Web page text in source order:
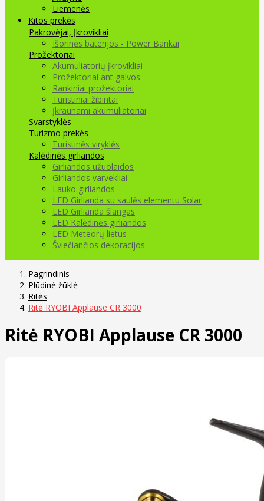
Liemenės
Kitos prekės
Pakrovėjai, Įkrovikliai
Išorinės baterijos - Power Bankai
Prožektoriai
Akumuliatorių įkrovikliai
Prožektoriai ant galvos
Rankiniai prožektoriai
Turistiniai žibintai
Įkraunami akumuliatoriai
Svarstyklės
Turizmo prekės
Turistinės viryklės
Kalėdinės girliandos
Girliandos užuolaidos
Girliandos varvekliai
Lauko girliandos
LED Girlianda su saulės elementu Solar
LED Girlianda šlangas
LED Kalėdinės girliandos
LED Meteorų lietus
Šviečiančios dekoracijos
Pagrindinis
Plūdinė žūklė
Ritės
Ritė RYOBI Applause CR 3000
Ritė RYOBI Applause CR 3000